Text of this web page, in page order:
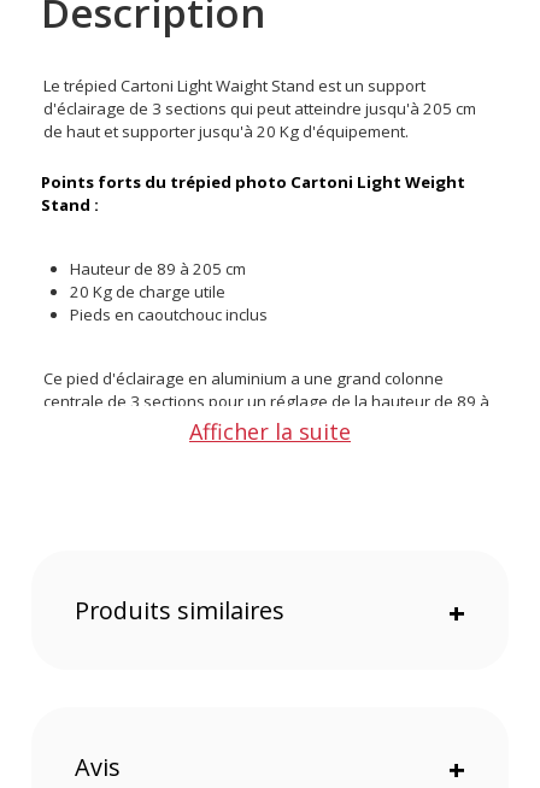
Description
Le trépied Cartoni Light Waight Stand est un support
d'éclairage de 3 sections qui peut atteindre jusqu'à 205 cm
de haut et supporter jusqu'à 20 Kg d'équipement.
Points forts du trépied photo Cartoni Light Weight
Stand :
Hauteur de 89 à 205 cm
20 Kg de charge utile
Pieds en caoutchouc inclus
Ce pied d'éclairage en aluminium a une grand colonne
centrale de 3 sections pour un réglage de la hauteur de 89 à
205 cm. Il est livré avec des pieds en caoutchouc qui ont une
haute adhérence au sol.
Charge utile : 20 Kg
Afficher la suite
Produits similaires +
Avis +